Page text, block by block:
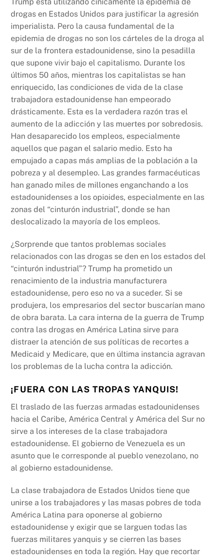
Trump está utilizando cínicamente la epidemia de
drogas en Estados Unidos para justificar la agresión
imperialista. Pero la causa fundamental de la
epidemia de drogas no son los cárteles de la droga al
sur de la frontera estadounidense, sino la pesadilla
que supone vivir bajo el capitalismo. Durante los
últimos 50 años, mientras los capitalistas se han
enriquecido, las condiciones de vida de la clase
trabajadora estadounidense han empeorado
drásticamente. Esta es la verdadera razón tras el
aumento de la adicción y las muertes por sobredosis.
Han desaparecido los empleos, especialmente
aquellos que pagan el salario medio. Esto ha
empujado a capas más amplias de la población a la
pobreza y al desempleo. Las grandes farmacéuticas
han ganado miles de millones enganchando a los
estadounidenses a los opioides, especialmente en las
zonas del “cinturón industrial”, donde se han
deslocalizado la mayoría de los empleos.
¿Sorprende que tantos problemas sociales
relacionados con las drogas se den en los estados del
“cinturón industrial”? Trump ha prometido un
renacimiento de la industria manufacturera
estadounidense, pero eso no va a suceder. Si se
produjera, los empresarios del sector buscarían mano
de obra barata. La cara interna de la guerra de Trump
contra las drogas en América Latina sirve para
distraer la atención de sus políticas de recortes a
Medicaid y Medicare, que en última instancia agravan
los problemas de la lucha contra la adicción.
¡FUERA CON LAS TROPAS YANQUIS!
El traslado de las fuerzas armadas estadounidenses
hacia el Caribe, América Central y América del Sur no
sirve a los intereses de la clase trabajadora
estadounidense. El gobierno de Venezuela es un
asunto que le corresponde al pueblo venezolano, no
al gobierno estadounidense.
La clase trabajadora de Estados Unidos tiene que
unirse a los trabajadores y las masas pobres de toda
América Latina para oponerse al gobierno
estadounidense y exigir que se larguen todas las
fuerzas militares yanquis y se cierren las bases
estadounidenses en toda la región. Hay que recortar